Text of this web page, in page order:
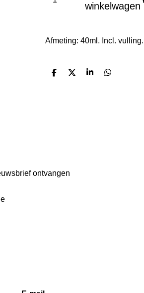
winkelwagen
Afmeting: 40ml. Incl. vulling.
D
D
S
D
ontvangen